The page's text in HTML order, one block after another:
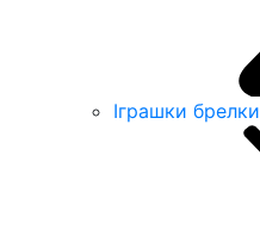
Іграшки брелки